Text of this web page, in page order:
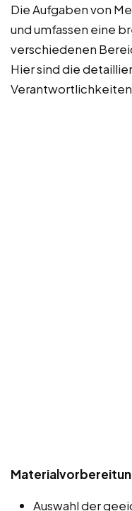
Die Aufgaben von
und umfassen eine
verschiedenen
Hier sind die
Auswahl der